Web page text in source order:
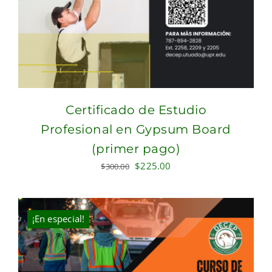
Certificado de Estudio
Profesional en Gypsum Board
(primer pago)
$300.00 Original
was:
$300.00.
$225.00
is:
$225.00.
¡En especial!